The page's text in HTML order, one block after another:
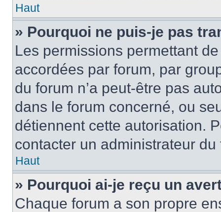
Haut
» Pourquoi ne puis-je pas
Les permissions permettant
accordées par forum, par
du forum n’a peut-être pas
dans le forum concerné, ou
détiennent cette autorisation.
contacter un administrateur du
Haut
» Pourquoi ai-je reçu un
Chaque forum a son propre